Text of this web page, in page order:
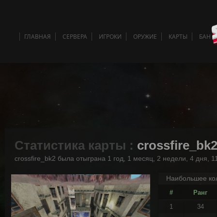
ГЛАВНАЯ СЕРВЕРА ИГРОКИ ОРУЖИЕ КАРТЫ БАН
Статистика карты : crossfire_bk2
crossfire_bk2 была отыграна 1 год, 1 месяц, 2 недели, 4 дня,
Наибольшее
#
Ранг
1
34